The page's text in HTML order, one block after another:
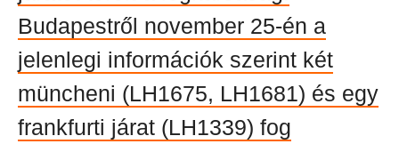
Budapestről november 25-én a
jelenlegi információk szerint két
müncheni (LH1675, LH1681) és egy
frankfurti járat (LH1339) fog